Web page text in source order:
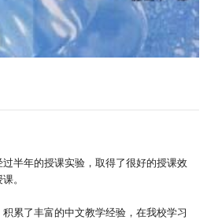
半年的授课实验，取得了很好的授课效
。
累了丰富的中文教学经验，在我校学习